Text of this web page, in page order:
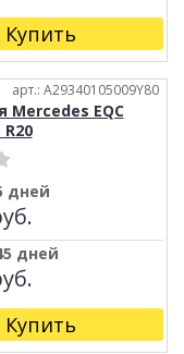
Купить
арт.: A29340105009Y80
Mercedes EQC
дней
дней
Купить